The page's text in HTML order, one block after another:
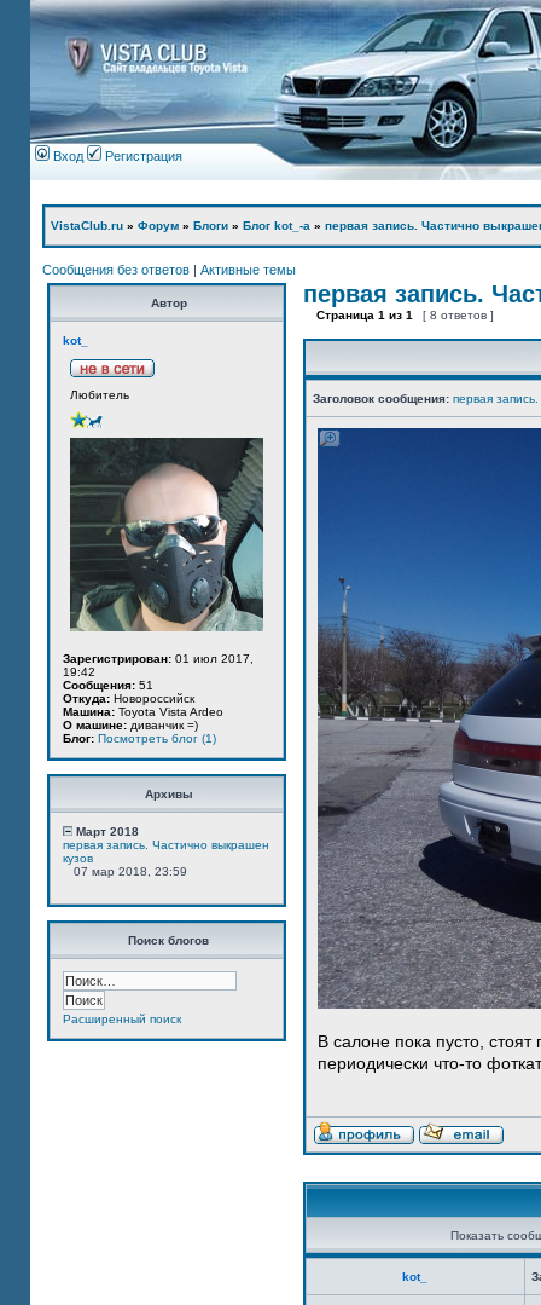
Вход Регистрация
VistaClub.ru » Форум » Блоги » Блог kot_-а » первая запись. Частично
Сообщения без ответов | Активные темы
Автор
kot_
Любитель
Зарегистрирован: 01 июл 2017,
19:42
Сообщения: 51
Откуда: Новороссийск
Машина: Toyota Vista Ardeo
О машине: диванчик =)
Блог: Посмотреть блог (1)
Архивы
Март 2018
первая запись. Частично выкрашен
кузов
07 мар 2018, 23:59
Поиск блогов
Расширенный поиск
первая запись.
Страница 1 из 1 [ 8 ответов ]
Заголовок сообщения: первая
В салоне пока пусто,
периодически что-то
Показать
kot_